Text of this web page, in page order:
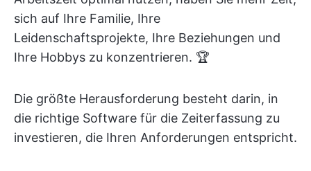
sich auf Ihre Familie, Ihre
Leidenschaftsprojekte, Ihre Beziehungen und
Ihre Hobbys zu konzentrieren. 🏆
Die größte Herausforderung besteht darin, in
die richtige Software für die Zeiterfassung zu
investieren, die Ihren Anforderungen entspricht.